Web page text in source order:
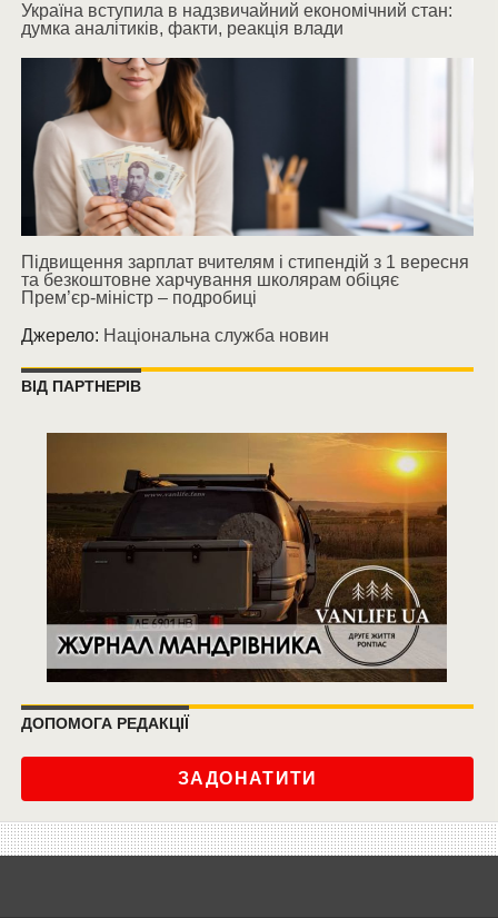
Україна вступила в надзвичайний економічний стан:
думка аналітиків, факти, реакція влади
Підвищення зарплат вчителям і стипендій з 1 вересня
та безкоштовне харчування школярам обіцяє
Прем’єр-міністр – подробиці
Джерело: Національна служба новин
ВІД ПАРТНЕРІВ
ДОПОМОГА РЕДАКЦІЇ
ЗАДОНАТИТИ